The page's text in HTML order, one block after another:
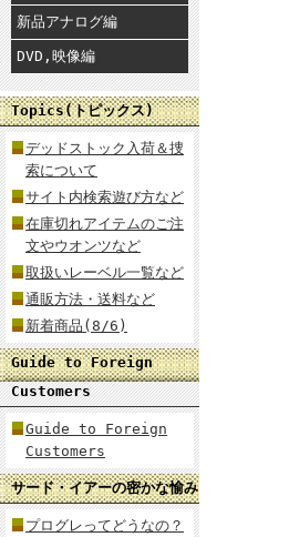
新品アナログ編
DVD,映像編
Topics(トピックス)
デッドストック入荷＆捜
索について
サイト内検索遊び方など
在庫切れアイテムのご注
文やウオンツなど
取扱いレーベル一覧など
通販方法・送料など
新着商品(8/6)
Guide to Foreign
Customers
Guide to Foreign
Customers
サード・イアーの密かな愉み
プログレってどうなの？